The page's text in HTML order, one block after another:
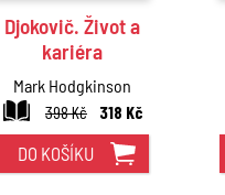
Djokovič. Život a
kariéra
Mark Hodgkinson
398 Kč
318 Kč
DO KOŠÍKU